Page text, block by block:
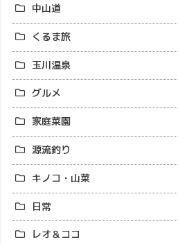
中山道
くるま旅
玉川温泉
グルメ
家庭菜園
源流釣り
キノコ・山菜
日常
レオ＆ココ